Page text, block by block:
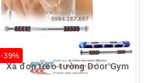
-39%
Xà đơn treo tường Door Gym